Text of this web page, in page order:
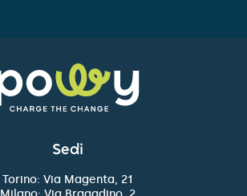
Sedi
Torino: Via Magenta, 21